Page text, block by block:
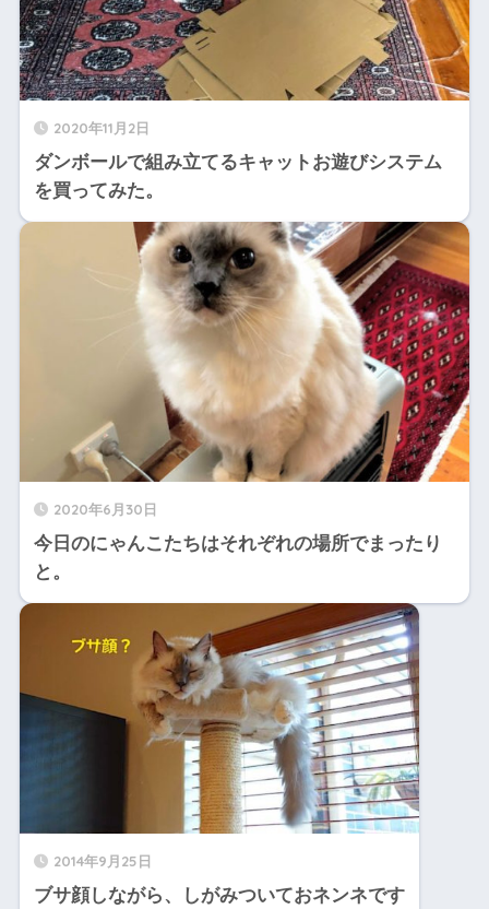
2020年11月2日
ダンボールで組み立てるキャットお遊びシステム
を買ってみた。
2020年6月30日
今日のにゃんこたちはそれぞれの場所でまったり
と。
2014年9月25日
ブサ顔しながら、しがみついておネンネです